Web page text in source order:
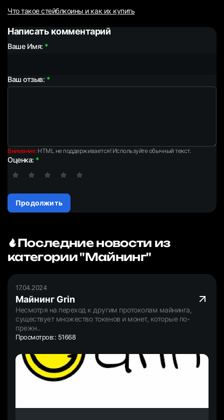
Что такое стейблкоины и как их купить
Написать комментарий
Ваше Имя:
Ваш отзыв:
Внимание:HTML не поддерживается! Используйте обычный текст.
Оценка:
Продолжить
Последние новости из
категории "Майнинг"
17.04.2024
Майнинг Grin
Несмотря на переход к другим протоколам майнинга,
существует множество токенов и монет, которые по-
прежн..
Просмотров:: 51668